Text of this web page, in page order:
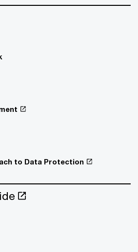
to Data Protection